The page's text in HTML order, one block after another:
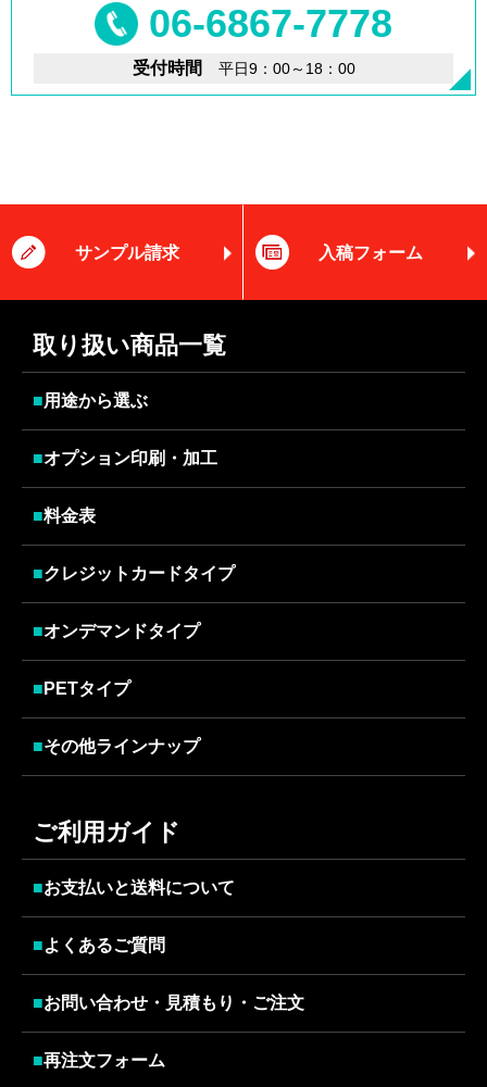
06-6867-7778
受付時間 平日9：00～18：00
サンプル請求 入稿フォーム
取り扱い商品一覧
■用途から選ぶ
■オプション印刷・加工
■料金表
■クレジットカードタイプ
■オンデマンドタイプ
■ PETタイプ
■その他ラインナップ
ご利用ガイド
■お支払いと送料について
■よくあるご質問
■お問い合わせ・見積もり・ご注文
■再注文フォーム